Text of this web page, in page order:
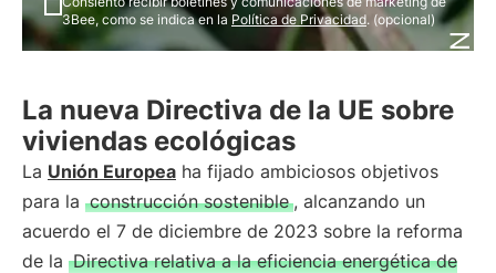
3Bee, como se indica en la Política de Privacidad. (opcional)
La nueva Directiva de la UE sobre
viviendas ecológicas
La Unión Europea ha fijado ambiciosos objetivos
para la construcción sostenible , alcanzando un
acuerdo el 7 de diciembre de 2023 sobre la reforma
de la Directiva relativa a la eficiencia energética de